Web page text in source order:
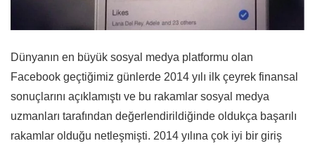
Dünyanın en büyük sosyal medya platformu olan
Facebook geçtiğimiz günlerde 2014 yılı ilk çeyrek finansal
sonuçlarını açıklamıştı ve bu rakamlar sosyal medya
uzmanları tarafından değerlendirildiğinde oldukça başarılı
rakamlar olduğu netleşmişti. 2014 yılına çok iyi bir giriş